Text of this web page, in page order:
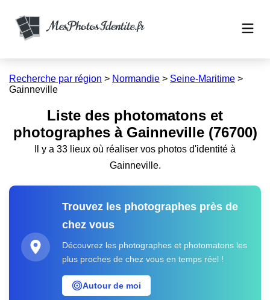
Recherche par région > Normandie > Seine-Maritime >
Gainneville
Liste des photomatons et
photographes à Gainneville (76700)
Il y a 33 lieux où réaliser vos photos d'identité à
Gainneville.
Trouvez les photographes près de
chez vous
Découvrez les photographes et photomatons les
plus proches de chez vous en temps réel !
Autour de moi